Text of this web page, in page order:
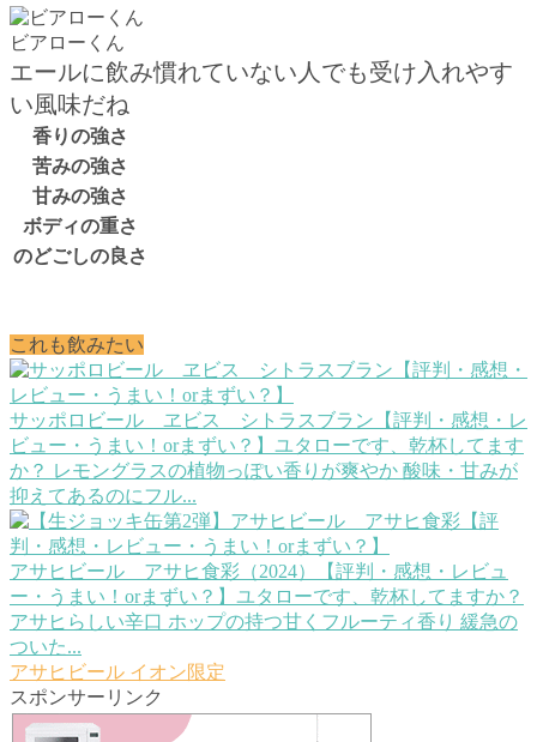
ビアローくん
エールに飲み慣れていない人でも受け入れやす
い風味だね
香りの強さ
苦みの強さ
甘みの強さ
ボディの重さ
のどごしの良さ
これも飲みたい
サッポロビール ヱビス シトラスブラン【評判・感想・レ
ビュー・うまい！orまずい？】 ユタローです、乾杯してます
か？ レモングラスの植物っぽい香りが爽やか 酸味・甘みが
抑えてあるのにフル...
アサヒビール アサヒ食彩（2024）【評判・感想・レビュ
ー・うまい！orまずい？】 ユタローです、乾杯してますか？
アサヒらしい辛口 ホップの持つ甘くフルーティ香り 緩急の
ついた...
アサヒビール イオン限定
スポンサーリンク